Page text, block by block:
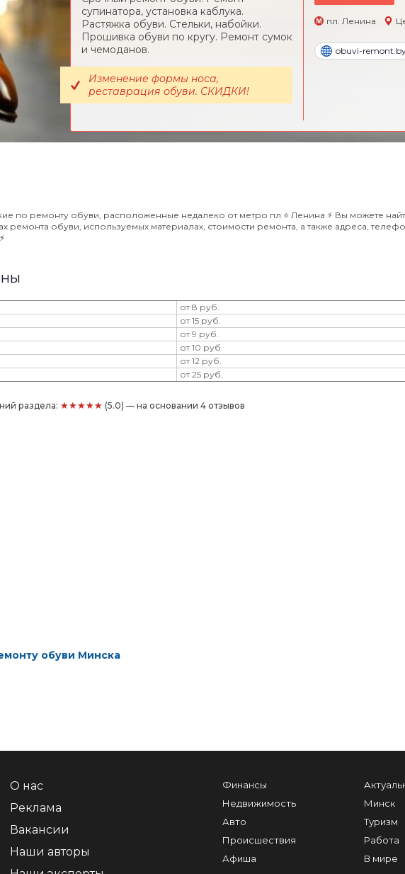
пл. Ленина
obuvi-
супинатора, установка каблука.
Растяжка обуви. Стельки, набойки.
Прошивка обуви по кругу. Ремонт сумок
и чемоданов.
Изменение формы носа,
реставрация обуви. СКИДКИ!
по ремонту обуви, расположенные недалеко от метро пл ⭐️ Ленина ⚡️ Вы можете
ремонта обуви, используемых материалах, стоимости ремонта, а также адреса,
от 8 руб.
от 15 руб.
от 9 руб.
от 10 руб.
от 12 руб.
от 25 руб.
раздела: ★★★★★ (5.0) — на основании 4 отзывов
обуви Минска
О нас
Реклама
Вакансии
Наши авторы
Финансы
Недвижимость
Авто
Происшествия
Афиша
Минск
Туризм
Работа
В мире